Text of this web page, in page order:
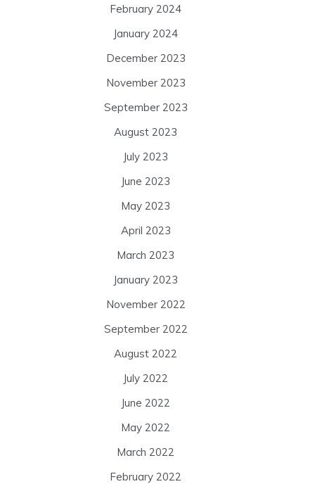
February 2024
January 2024
December 2023
November 2023
September 2023
August 2023
July 2023
June 2023
May 2023
April 2023
March 2023
January 2023
November 2022
September 2022
August 2022
July 2022
June 2022
May 2022
March 2022
February 2022